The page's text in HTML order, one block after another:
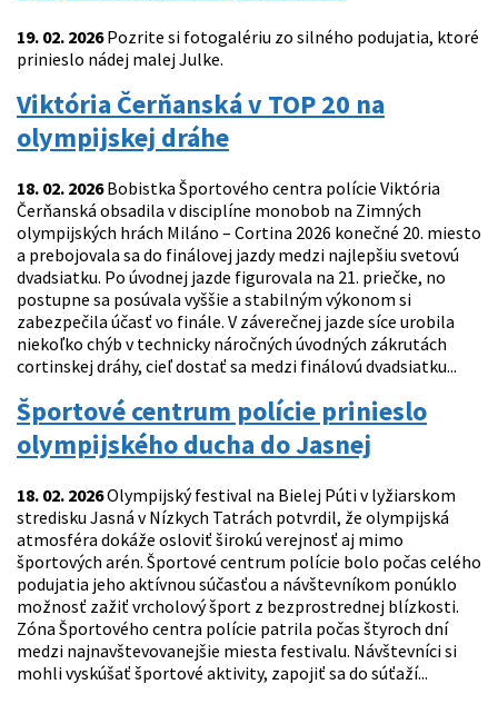
19. 02. 2026Pozrite si fotogalériu zo silného podujatia, ktoré
prinieslo nádej malej Julke.
Viktória Čerňanská v TOP 20 na
olympijskej dráhe
18. 02. 2026Bobistka Športového centra polície Viktória
Čerňanská obsadila v disciplíne monobob na Zimných
olympijských hrách Miláno – Cortina 2026 konečné 20. miesto
a prebojovala sa do finálovej jazdy medzi najlepšiu svetovú
dvadsiatku. Po úvodnej jazde figurovala na 21. priečke, no
postupne sa posúvala vyššie a stabilným výkonom si
zabezpečila účasť vo finále. V záverečnej jazde síce urobila
niekoľko chýb v technicky náročných úvodných zákrutách
cortinskej dráhy, cieľ dostať sa medzi finálovú dvadsiatku...
Športové centrum polície prinieslo
olympijského ducha do Jasnej
18. 02. 2026Olympijský festival na Bielej Púti v lyžiarskom
stredisku Jasná v Nízkych Tatrách potvrdil, že olympijská
atmosféra dokáže osloviť širokú verejnosť aj mimo
športových arén. Športové centrum polície bolo počas celého
podujatia jeho aktívnou súčasťou a návštevníkom ponúklo
možnosť zažiť vrcholový šport z bezprostrednej blízkosti.
Zóna Športového centra polície patrila počas štyroch dní
medzi najnavštevovanejšie miesta festivalu. Návštevníci si
mohli vyskúšať športové aktivity, zapojiť sa do súťaží...